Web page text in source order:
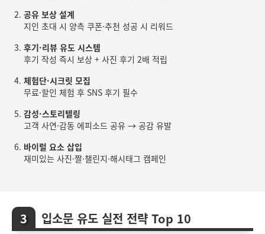
공유 보상 설계
지인 초대 시 양측 쿠폰·추천 성공 시 리워드
후기·리뷰 유도 시스템
후기 작성 즉시 보상 + 사진 후기 2배 적립
체험단·시크릿 모집
무료·할인 체험 후 SNS 후기 필수
감성·스토리텔링
고객 사연·감동 에피소드 공유 → 공감 유발
바이럴 요소 삽입
재미있는 사진·짤·챌린지·해시태그 캠페인
입소문 유도 실전 전략 Top 10